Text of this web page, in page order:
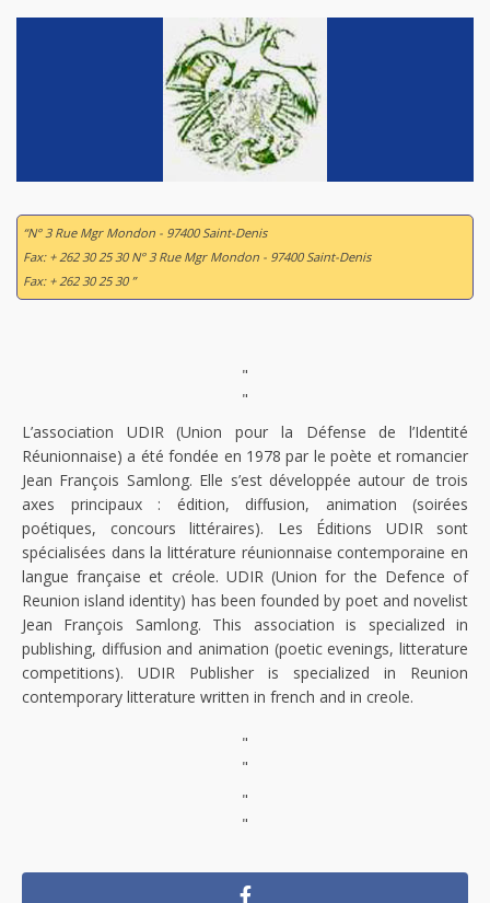
“N° 3 Rue Mgr Mondon - 97400 Saint-Denis
Fax: + 262 30 25 30 N° 3 Rue Mgr Mondon - 97400 Saint-Denis
Fax: + 262 30 25 30 ”
"
"
L’association UDIR (Union pour la Défense de l’Identité
Réunionnaise) a été fondée en 1978 par le poète et romancier
Jean François Samlong. Elle s’est développée autour de trois
axes principaux : édition, diffusion, animation (soirées
poétiques, concours littéraires). Les Éditions UDIR sont
spécialisées dans la littérature réunionnaise contemporaine en
langue française et créole. UDIR (Union for the Defence of
Reunion island identity) has been founded by poet and novelist
Jean François Samlong. This association is specialized in
publishing, diffusion and animation (poetic evenings, litterature
competitions). UDIR Publisher is specialized in Reunion
contemporary litterature written in french and in creole.
"
"
"
"